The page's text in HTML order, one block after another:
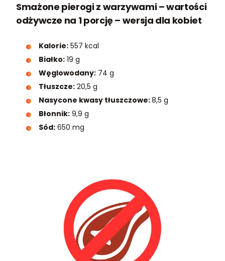
Smażone pierogi z warzywami – wartości
odżywcze na 1 porcję – wersja dla kobiet
Kalorie: 557 kcal
Białko: 19 g
Węglowodany: 74 g
Tłuszcze: 20,5 g
Nasycone kwasy tłuszczowe:8,5 g
Błonnik: 9,9 g
Sód: 650 mg